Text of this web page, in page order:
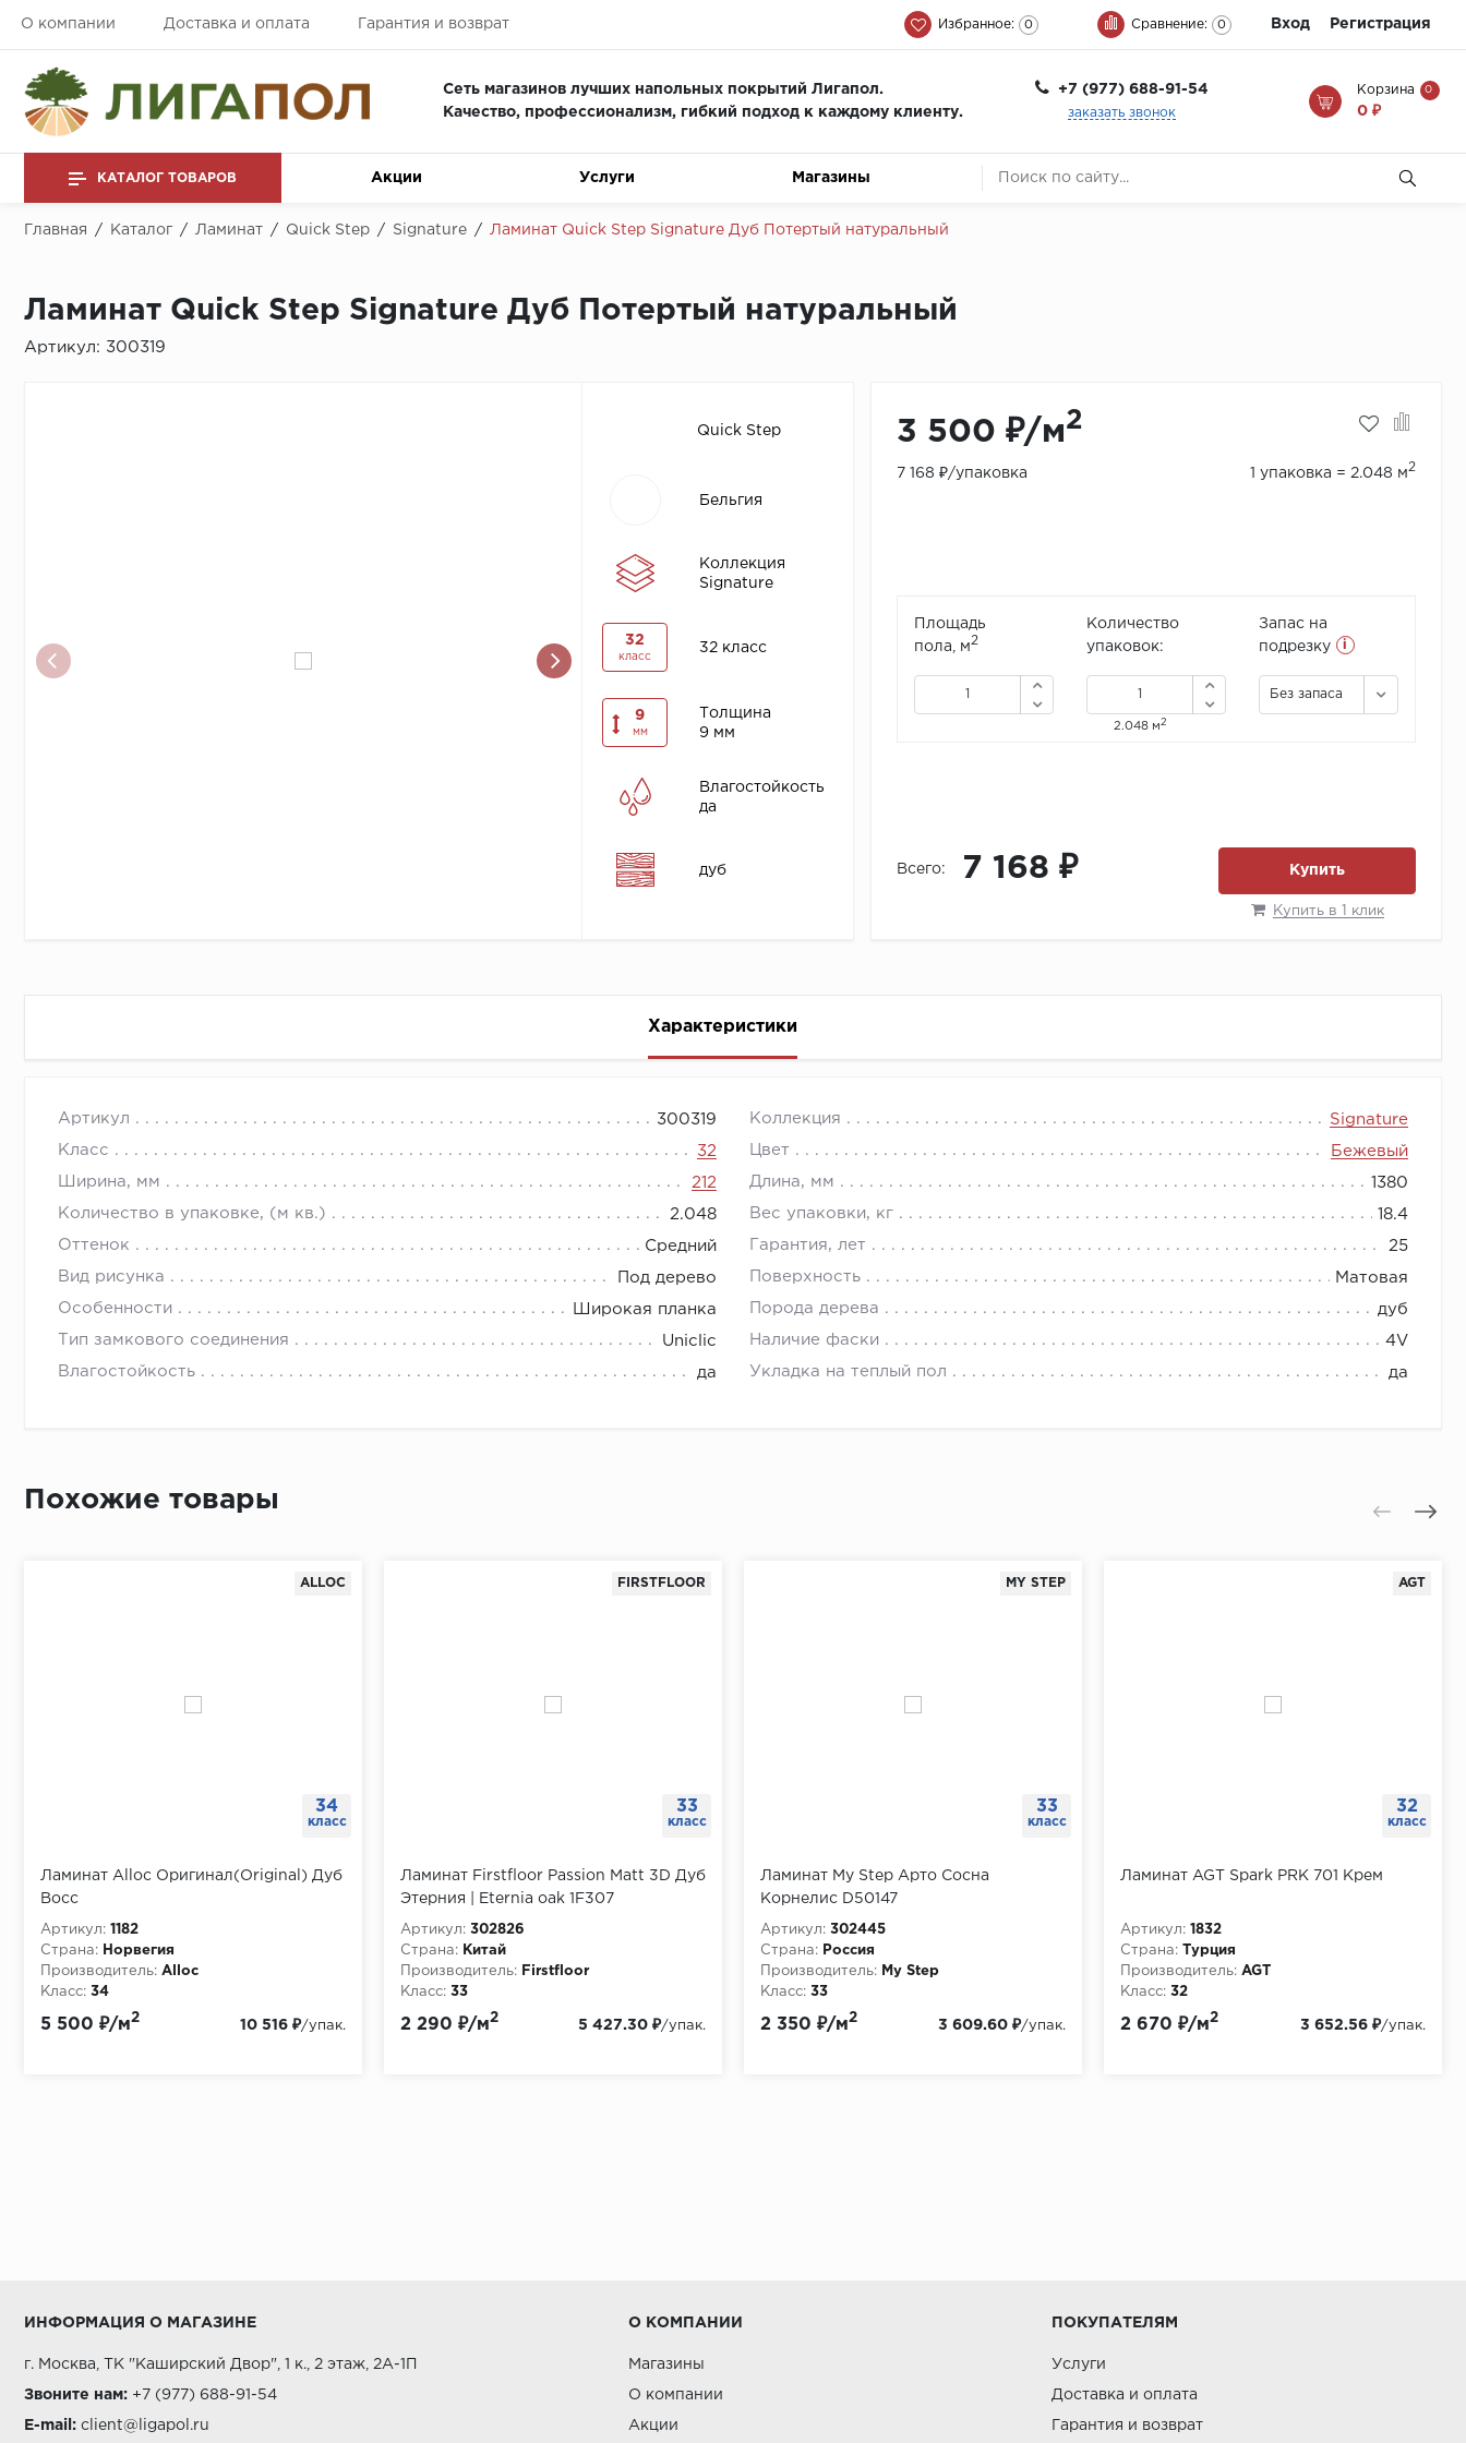
О компании Доставка и оплата Гарантия и возврат Избранное: 0 Сравнение: 0 Вход Регистрация
Сеть магазинов лучших напольных покрытий Лигапол.
Качество, профессионализм, гибкий подход к каждому клиенту.
+7 (977) 688-91-54
заказать звонок
Корзина 0
0 ₽
КАТАЛОГ ТОВАРОВ Акции Услуги Магазины
Главная / Каталог / Ламинат / Quick Step / Signature / Ламинат Quick Step Signature Дуб Потертый натуральный
Ламинат Quick Step Signature Дуб Потертый натуральный
Артикул: 300319
Quick Step
Бельгия
Коллекция
Signature
32
класс
32 класс
9
мм
Толщина
9 мм
Влагостойкость
да
дуб
3 500 ₽/м2
7 168 ₽/упаковка 1 упаковка = 2.048 м2
Площадь
пола, м2
Количество
упаковок:
2.048 м2
Запас на
подрезку
i
Без запаса
Всего: 7 168 ₽ Купить
Купить в 1 клик
Характеристики
Артикул 300319 Коллекция Signature
Класс 32 Цвет Бежевый
Ширина, мм 212 Длина, мм 1380
Количество в упаковке, (м кв.) 2.048 Вес упаковки, кг 18.4
Оттенок Средний Гарантия, лет 25
Вид рисунка Под дерево Поверхность Матовая
Особенности Широкая планка Порода дерева дуб
Тип замкового соединения Uniclic Наличие фаски 4V
Влагостойкость да Укладка на теплый пол да
Похожие товары
34
класс
ALLOC
Ламинат Alloc Оригинал(Original) Дуб
Восс
Артикул: 1182
Страна:
Норвегия
Производитель: Alloc
Класс: 34
Толщина, мм:
5 500 ₽/м2
10 516 ₽/упак.
33
класс
FIRSTFLOOR
Ламинат Firstfloor Passion Matt 3D Дуб
Этерния | Eternia oak 1F307
Артикул: 302826
Страна:
Китай
Производитель:
Firstfloor
Класс: 33
Толщина, мм:
2 290 ₽/м2
5 427.30 ₽/упак.
33
класс
MY STEP
Ламинат My Step Арто Сосна
Корнелис D50147
Артикул: 302445
Страна:
Россия
Производитель:
My Step
Класс: 33
Толщина, мм:
2 350 ₽/м2
3 609.60 ₽/упак.
32
класс
AGT
Ламинат AGT Spark PRK 701 Крем
Артикул: 1832
Страна:
Турция
Производитель: AGT
Класс: 32
Толщина, мм:
2 670 ₽/м2
3 652.56 ₽/упак.
ИНФОРМАЦИЯ О МАГАЗИНЕ
г. Москва, ТК "Каширский Двор", 1 к., 2 этаж, 2А-1П
Звоните нам: +7 (977) 688-91-54
E-mail: client@ligapol.ru
О КОМПАНИИ
Магазины
О компании
Акции
ПОКУПАТЕЛЯМ
Услуги
Доставка и оплата
Гарантия и возврат